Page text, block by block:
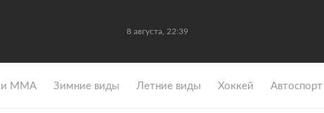
8 августа, 22:39
и ММА Зимние виды Летние виды Хоккей Автоспорт